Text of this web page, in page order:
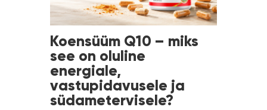
Koensüüm Q10 – miks
see on oluline
energiale,
vastupidavusele ja
südametervisele?